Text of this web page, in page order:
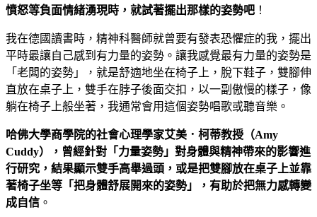
憤怒等負面情緒湧現時，就試著擺出那樣的姿勢吧 ！
我在德國讀書時，精神科醫師就曾要有發表恐懼症的我，擺出
平時最讓自己感到有力量的姿勢。讓我感覺最有力量的姿勢是
「老闆的姿勢」，就是舒適地坐在椅子上，脫下鞋子，雙腳伸
直放在桌子上，雙手在脖子後面交扣，以一副傲慢的樣子，像
躺在椅子上般坐著，我通常會用這個姿勢唱歌或聽音樂。
哈佛大學商學院的社會心理學家艾美．柯蒂教授（Amy
Cuddy），曾經針對「力量姿勢」對身體與精神帶來的影響進
行研究，結果顯示雙手高舉過頭，或是把雙腳放在桌子上並靠
著椅子坐等「把身體舒展開來的姿勢」，有助於把無力感轉變
成自信 。